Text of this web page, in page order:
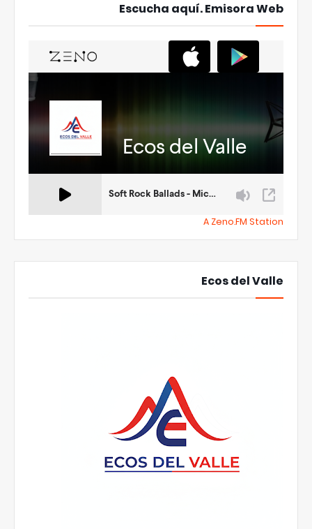
Escucha aquí. Emisora Web
A Zeno.FM Station
Ecos del Valle